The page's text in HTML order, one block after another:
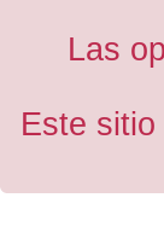
Las
Este